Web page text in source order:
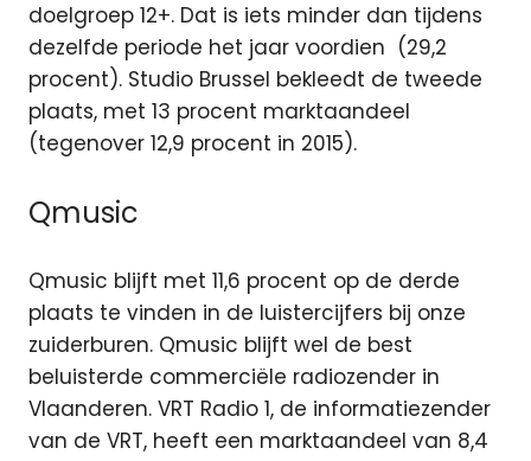
doelgroep 12+. Dat is iets minder dan tijdens
dezelfde periode het jaar voordien (29,2
procent). Studio Brussel bekleedt de tweede
plaats, met 13 procent marktaandeel
(tegenover 12,9 procent in 2015).
Qmusic
Qmusic blijft met 11,6 procent op de derde
plaats te vinden in de luistercijfers bij onze
zuiderburen. Qmusic blijft wel de best
beluisterde commerciële radiozender in
Vlaanderen. VRT Radio 1, de informatiezender
van de VRT, heeft een marktaandeel van 8,4